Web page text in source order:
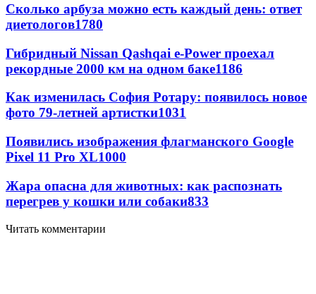
Сколько арбуза можно есть каждый день: ответ
диетологов1780
Гибридный Nissan Qashqai e-Power проехал
рекордные 2000 км на одном баке1186
Как изменилась София Ротару: появилось новое
фото 79-летней артистки1031
Появились изображения флагманского Google
Pixel 11 Pro XL1000
Жара опасна для животных: как распознать
перегрев у кошки или собаки833
Читать комментарии